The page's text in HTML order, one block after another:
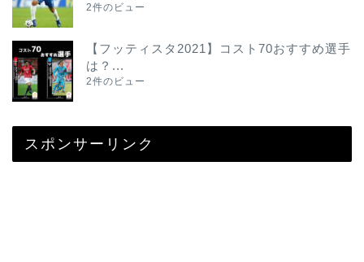
2件のビュー
【フッティスタ2021】コスト70おすすめ選手
は？...
2件のビュー
スポンサーリンク